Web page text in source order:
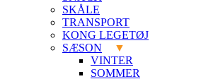
SKÅLE
TRANSPORT
KONG LEGETØJ
SÆSON
VINTER
SOMMER